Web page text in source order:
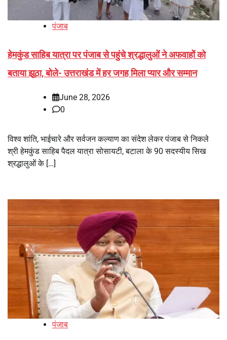
पंजाब
हेमकुंड साहिब यात्रा पर पंजाब से पहुंचे श्रद्धालुओं ने अफवाहों को
बताया झूठा, बोले- उत्तराखंड में हर जगह मिला प्यार और सम्मान
June 28, 2026
0
विश्व शांति, भाईचारे और सर्वजन कल्याण का संदेश लेकर पंजाब से निकले
श्री हेमकुंड साहिब पैदल यात्रा सोसायटी, बटाला के 90 सदस्यीय सिख
श्रद्धालुओं के […]
पंजाब